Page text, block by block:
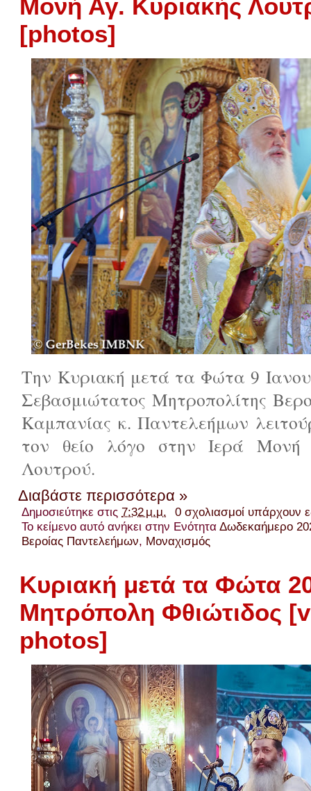
Μονή Αγ. Κυριακής
[photos]
Την Κυριακή μετά τα Φώτα 9
Σεβασμιώτατος Μητροπολίτης
Καμπανίας κ. Παντελεήμων
τον θείο λόγο στην Ιερά Μονή
Λουτρού.
Διαβάστε περισσότερα »
Δημοσιεύτηκε στις7:32 μ.μ.
0 σχολιασμοί υπάρχουν
Το κείμενο αυτό ανήκει στην ΕνότηταΔωδεκαήμερο
Βεροίας Παντελεήμων, Μοναχισμός
Κυριακή μετά τα Φώτα
Μητρόπολη Φθιώτιδος
photos]